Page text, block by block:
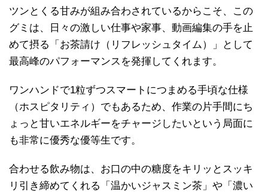
ツンとくる甘みが組み合わされているからこそ、この
グミは、日々の激しい仕事や家事、動画編集の手を止
めて摂る「お茶請け（リフレッシュタイム）」として
最高峰のパフォーマンスを発揮してくれます。
ワンハンドで1粒ずつスマートにつまめる手頃な仕様
（ホスピタリティ）でもあるため、作業の片手間にち
ょっと甘いエネルギーをチャージしたいという局面に
も非常に優秀な優等生です。
合わせる飲み物は、お口の中の糖度をキリッとスッキ
リ引き締めてくれる「温かいジャスミン茶」や「濃い